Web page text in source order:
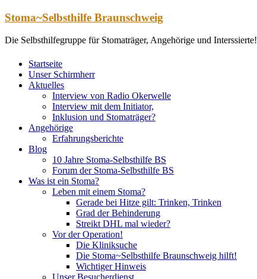
Zum
springen
Stoma~Selbsthilfe Braunschweig
Die Selbsthilfegruppe für Stomaträger, Angehörige und Interssierte!
Startseite
Unser Schirmherr
Aktuelles
Interview von Radio Okerwelle
Interview mit dem Initiator,
Inklusion und Stomaträger?
Angehörige
Erfahrungsberichte
Blog
10 Jahre Stoma-Selbsthilfe BS
Forum der Stoma-Selbsthilfe BS
Was ist ein Stoma?
Leben mit einem Stoma?
Gerade bei Hitze gilt: Trinken, Trinken
Grad der Behinderung
Streikt DHL mal wieder?
Vor der Operation!
Die Kliniksuche
Die Stoma~Selbsthilfe Braunschweig hilft!
Wichtiger Hinweis
Unser Besucherdienst